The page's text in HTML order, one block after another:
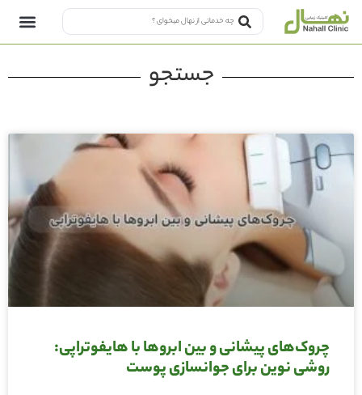
جستجو
چروک‌های پیشانی و بین ابروها با هایفوتراپی:
روشی نوین برای جوانسازی پوست